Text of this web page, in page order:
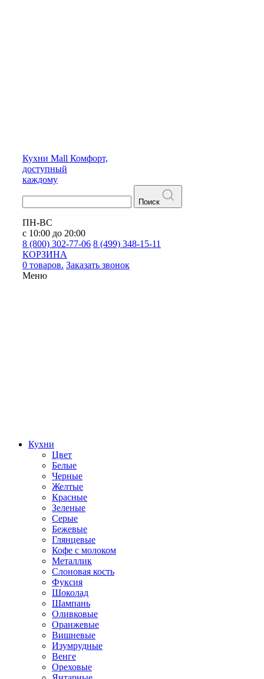
Кухни Mall Комфорт,
доступный
каждому
Поиск
ПН-ВС
с 10:00 до 20:00
8 (800) 302-77-06 8 (499) 348-15-11
КОРЗИНА
0 товаров. Заказать звонок
Меню
Кухни
Цвет
Белые
Черные
Желтые
Красные
Зеленые
Серые
Бежевые
Глянцевые
Кофе с молоком
Металлик
Слоновая кость
Фуксия
Шоколад
Шампань
Оливковые
Оранжевые
Вишневые
Изумрудные
Венге
Ореховые